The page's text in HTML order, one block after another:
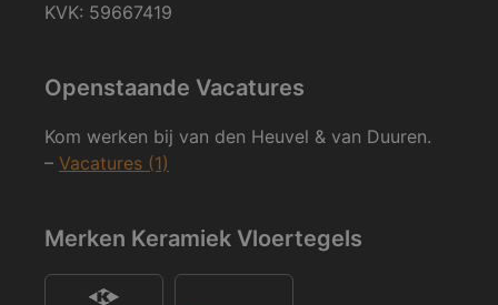
KVK: 59667419
Openstaande Vacatures
Kom werken bij van den Heuvel & van Duuren.
– Vacatures (1)
Merken Keramiek Vloertegels